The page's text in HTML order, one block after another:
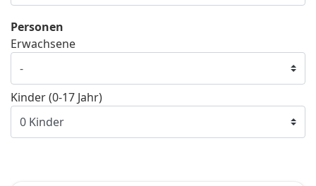
Personen
Erwachsene
Kinder (0-17 Jahr)